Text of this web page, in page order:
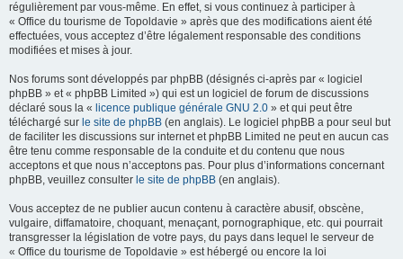
régulièrement par vous-même. En effet, si vous continuez à participer à
« Office du tourisme de Topoldavie » après que des modifications aient été
effectuées, vous acceptez d’être légalement responsable des conditions
modifiées et mises à jour.
Nos forums sont développés par phpBB (désignés ci-après par « logiciel
phpBB » et « phpBB Limited ») qui est un logiciel de forum de discussions
déclaré sous la « licence publique générale GNU 2.0 » et qui peut être
téléchargé sur le site de phpBB (en anglais). Le logiciel phpBB a pour seul but
de faciliter les discussions sur internet et phpBB Limited ne peut en aucun cas
être tenu comme responsable de la conduite et du contenu que nous
acceptons et que nous n’acceptons pas. Pour plus d’informations concernant
phpBB, veuillez consulter le site de phpBB (en anglais).
Vous acceptez de ne publier aucun contenu à caractère abusif, obscène,
vulgaire, diffamatoire, choquant, menaçant, pornographique, etc. qui pourrait
transgresser la législation de votre pays, du pays dans lequel le serveur de
« Office du tourisme de Topoldavie » est hébergé ou encore la loi